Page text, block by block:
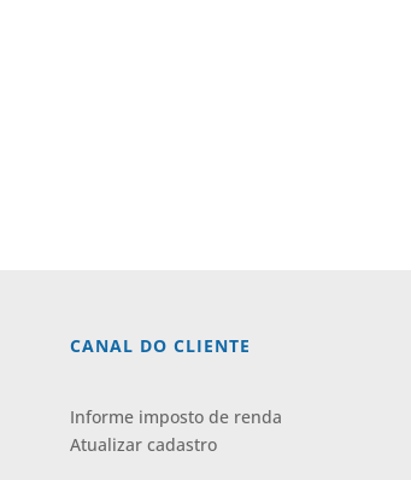
CANAL DO CLIENTE
Informe imposto de renda
Atualizar cadastro